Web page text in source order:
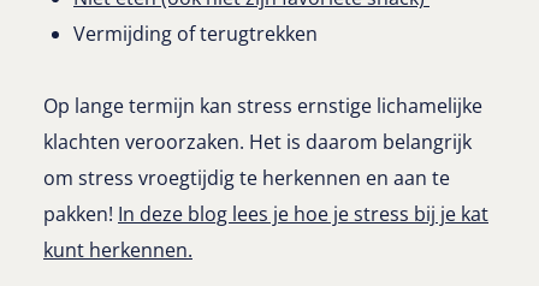
Vermijding of terugtrekken
Op lange termijn kan stress ernstige lichamelijke
klachten veroorzaken. Het is daarom belangrijk
om stress vroegtijdig te herkennen en aan te
pakken! In deze blog lees je hoe je stress bij je kat
kunt herkennen.